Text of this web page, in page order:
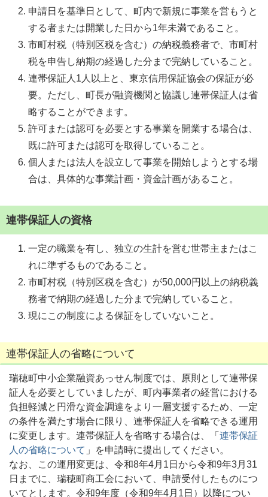
申請日を基準日として、町内で新規に事業を営もうと
する者または開業した日から1年未満であること。
市町村税（特別区税を含む）の納税義務者で、市町村
税を申告し納期の経過した分まで完納していること。
連帯保証人1人以上と、東京信用保証協会の保証が必
要。ただし、町長が融資機関と協議し連帯保証人は省
略することができます。
許可または認可を必要とする事業を開業する場合は、
既に許可または認可を取得していること。
個人または法人を設立して事業を開始しようとする場
合は、具体的な事業計画・資金計画があること。
連帯保証人の資格
一定の職業を有し、独立の生計を営む世帯主またはこ
れに準ずるものであること。
市町村税（特別区税を含む）が50,000円以上の納税義
務者で納期の経過した分まで完納していること。
現にこの制度による保証をしていないこと。
連帯保証人の省略について
瑞穂町中小企業融資あっせん制度では、原則として連帯保
証人を必要としていましたが、町内事業者の経営における
負担軽減と円滑な資金調達をより一層支援するため、一定
の条件を満たす場合に限り、連帯保証人を省略できる運用
に変更します。連帯保証人を省略する場合は、「 連帯保証
人の省略について 」を申請時に提出してください。
なお、この運用変更は、令和8年4月1日から令和9年3月31
日までに、瑞穂町商工会において、申請受付したものにつ
いてとします。令和9年度（令和9年4月1日）以降につい